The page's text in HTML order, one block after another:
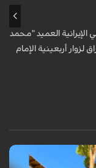
الإيرانية العميد "محمد
أربعينية الإمام